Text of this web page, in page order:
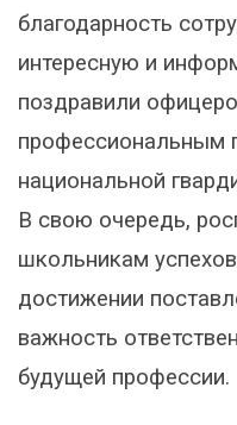
благодарность
интересную и
поздравили
профессиональным
национальной
В свою очередь,
школьникам
достижении
важность
будущей профессии.